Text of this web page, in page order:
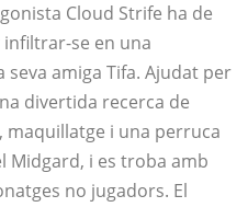
Cloud Strife ha de
se en una
amiga Tifa. Ajudat per
divertida recerca de
i una perruca
Midgard, i es troba amb
no jugadors. El